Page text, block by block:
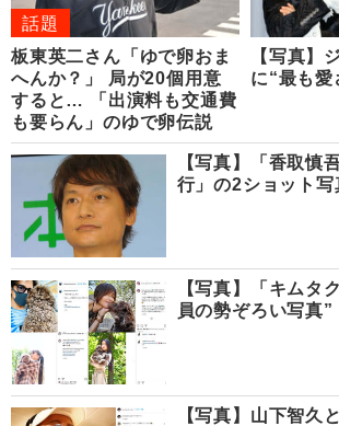
話題
板東英二さん「ゆで卵おま
へんか？」 局が20個用意
すると… 「出演料も交通費
も要らん」のゆで卵伝説
【写真】
に“最も愛
【写真】「香取慎
行」の2ショット写
【写真】「キムタ
員の勢ぞろい写真”
【写真】山下智久